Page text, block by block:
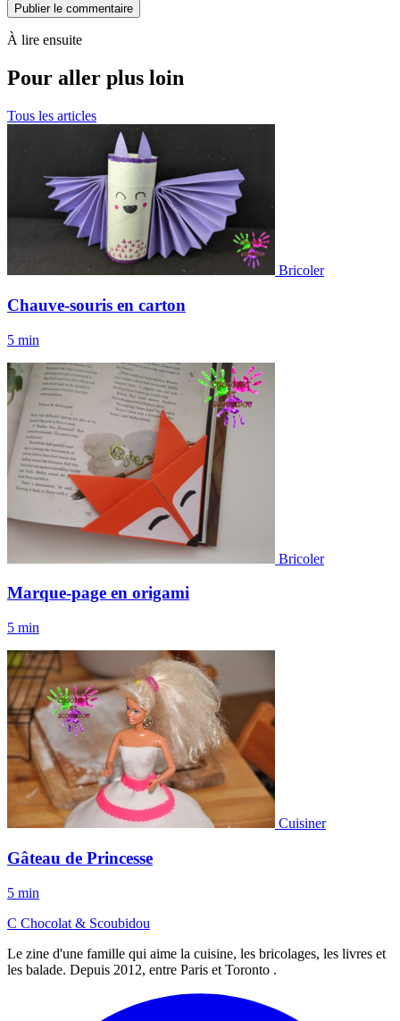
Publier le commentaire
À lire ensuite
Pour aller plus loin
Tous les articles
Bricoler
Chauve-souris en carton
5 min
Bricoler
Marque-page en origami
5 min
Cuisiner
Gâteau de Princesse
5 min
C Chocolat & Scoubidou
Le zine d'une famille qui aime la cuisine, les bricolages, les livres et
les balade. Depuis 2012, entre Paris et Toronto .